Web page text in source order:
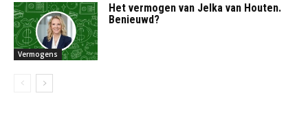
Vermogens
Het vermogen van Jelka van Houten.
Benieuwd?